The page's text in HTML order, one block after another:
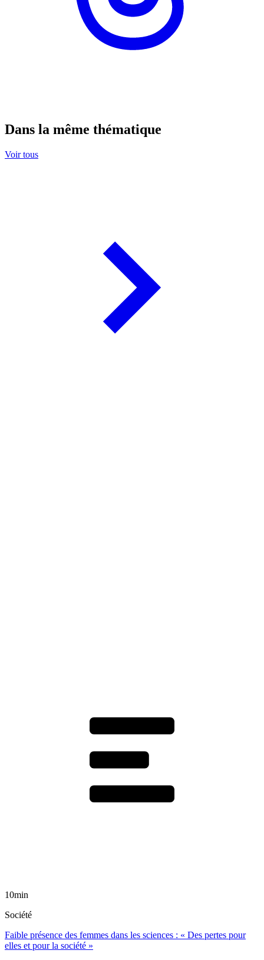
Dans la même thématique
Voir tous
10min
Société
Faible présence des femmes dans les sciences : « Des pertes pour
elles et pour la société »